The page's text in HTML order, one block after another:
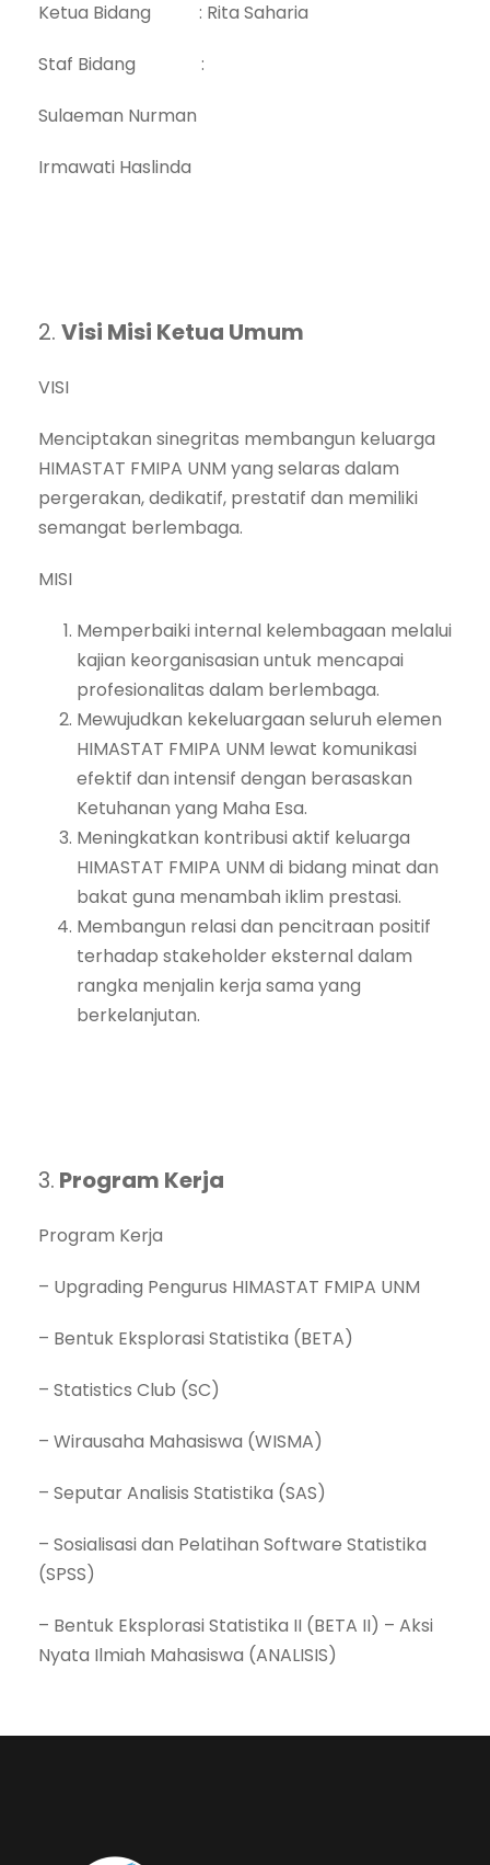
Ketua Bidang : Rita Saharia
Staf Bidang :
Sulaeman Nurman
Irmawati Haslinda
2. Visi Misi Ketua Umum
VISI
Menciptakan sinegritas membangun keluarga
HIMASTAT FMIPA UNM yang selaras dalam
pergerakan, dedikatif, prestatif dan memiliki
semangat berlembaga.
MISI
Memperbaiki internal kelembagaan melalui
kajian keorganisasian untuk mencapai
profesionalitas dalam berlembaga.
Mewujudkan kekeluargaan seluruh elemen
HIMASTAT FMIPA UNM lewat komunikasi
efektif dan intensif dengan berasaskan
Ketuhanan yang Maha Esa.
Meningkatkan kontribusi aktif keluarga
HIMASTAT FMIPA UNM di bidang minat dan
bakat guna menambah iklim prestasi.
Membangun relasi dan pencitraan positif
terhadap stakeholder eksternal dalam
rangka menjalin kerja sama yang
berkelanjutan.
3. Program Kerja
Program Kerja
– Upgrading Pengurus HIMASTAT FMIPA UNM
– Bentuk Eksplorasi Statistika (BETA)
– Statistics Club (SC)
– Wirausaha Mahasiswa (WISMA)
– Seputar Analisis Statistika (SAS)
– Sosialisasi dan Pelatihan Software Statistika
(SPSS)
– Bentuk Eksplorasi Statistika II (BETA II) – Aksi
Nyata Ilmiah Mahasiswa (ANALISIS)